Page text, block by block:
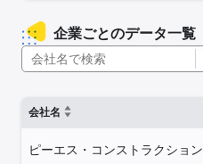
企業ごとのデータ一覧
会社名
ピーエス・コンストラクション